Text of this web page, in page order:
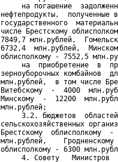
на погашение
нефтепродукты,
государственного
числе Брестскому
7849,7 млн.рублей,
6732,4  млн.рублей,
облисполкому - 7552,5
на  приобретение  в
зерноуборочных комбайнов
млн.рублей,  в том числе
Витебскому  -  4000
Минскому  -  12200
млн.рублей;
3.2. бюджетов
сельскохозяйственных
Брестскому  облисполкому
млн.рублей,
облисполкому - 6300
4. Совету   Министров